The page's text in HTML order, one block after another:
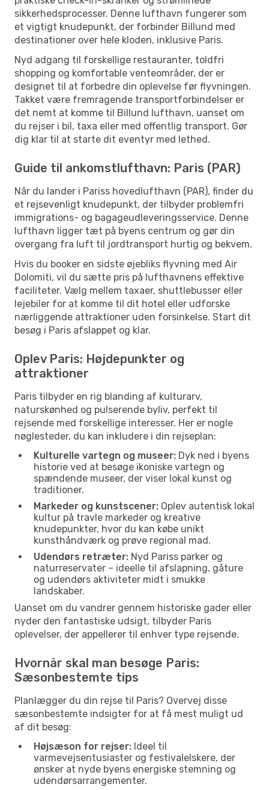
sikkerhedsprocesser. Denne lufthavn fungerer som
et vigtigt knudepunkt, der forbinder Billund med
destinationer over hele kloden, inklusive Paris.
Nyd adgang til forskellige restauranter, toldfri
shopping og komfortable venteområder, der er
designet til at forbedre din oplevelse før flyvningen.
Takket være fremragende transportforbindelser er
det nemt at komme til Billund lufthavn, uanset om
du rejser i bil, taxa eller med offentlig transport. Gør
dig klar til at starte dit eventyr med lethed.
Guide til ankomstlufthavn: Paris (PAR)
Når du lander i Pariss hovedlufthavn (PAR), finder du
et rejsevenligt knudepunkt, der tilbyder problemfri
immigrations- og bagageudleveringsservice. Denne
lufthavn ligger tæt på byens centrum og gør din
overgang fra luft til jordtransport hurtig og bekvem.
Hvis du booker en sidste øjebliks flyvning med Air
Dolomiti, vil du sætte pris på lufthavnens effektive
faciliteter. Vælg mellem taxaer, shuttlebusser eller
lejebiler for at komme til dit hotel eller udforske
nærliggende attraktioner uden forsinkelse. Start dit
besøg i Paris afslappet og klar.
Oplev Paris: Højdepunkter og
attraktioner
Paris tilbyder en rig blanding af kulturarv,
naturskønhed og pulserende byliv, perfekt til
rejsende med forskellige interesser. Her er nogle
nøglesteder, du kan inkludere i din rejseplan:
Kulturelle vartegn og museer: Dyk ned i byens
historie ved at besøge ikoniske vartegn og
spændende museer, der viser lokal kunst og
traditioner.
Markeder og kunstscener: Oplev autentisk lokal
kultur på travle markeder og kreative
knudepunkter, hvor du kan købe unikt
kunsthåndværk og prøve regional mad.
Udendørs retræter: Nyd Pariss parker og
naturreservater – ideelle til afslapning, gåture
og udendørs aktiviteter midt i smukke
landskaber.
Uanset om du vandrer gennem historiske gader eller
nyder den fantastiske udsigt, tilbyder Paris
oplevelser, der appellerer til enhver type rejsende.
Hvornår skal man besøge Paris:
Sæsonbestemte tips
Planlægger du din rejse til Paris? Overvej disse
sæsonbestemte indsigter for at få mest muligt ud
af dit besøg:
Højsæson for rejser: Ideel til
varmevejsentusiaster og festivalelskere, der
ønsker at nyde byens energiske stemning og
udendørsarrangementer.